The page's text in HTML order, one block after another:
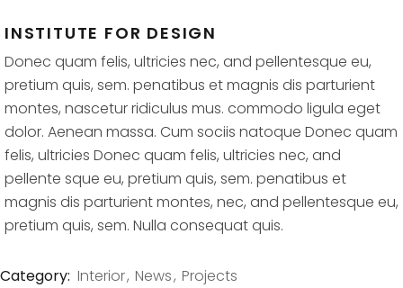
INSTITUTE FOR DESIGN
Donec quam felis, ultricies nec, and pellentesque eu,
pretium quis, sem. penatibus et magnis dis parturient
montes, nascetur ridiculus mus. commodo ligula eget
dolor. Aenean massa. Cum sociis natoque Donec quam
felis, ultricies Donec quam felis, ultricies nec, and
pellente sque eu, pretium quis, sem. penatibus et
magnis dis parturient montes, nec, and pellentesque eu,
pretium quis, sem. Nulla consequat quis.
Category: Interior News Projects